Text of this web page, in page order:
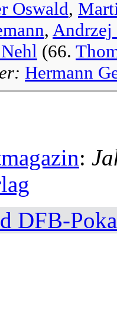
Oswald,
, Andrzej
(66.
Hermann
:
DFB-